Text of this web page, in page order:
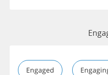
Engaged